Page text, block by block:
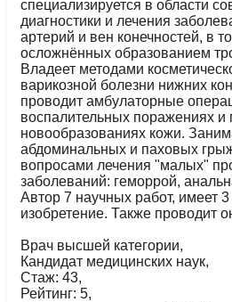
специализируется в области
диагностики и лечения
артерий и вен конечностей, в
осложнённых образованием
Владеет методами
варикозной болезни нижних
проводит амбулаторные
воспалительных поражениях и
новообразованиях кожи.
абдоминальных и паховых
вопросами лечения "малых"
заболеваний: геморрой,
Автор 7 научных работ, имеет 3
изобретение. Также проводит
Врач высшей категории,
Кандидат медицинских наук,
Стаж: 43,
Рейтинг: 5,